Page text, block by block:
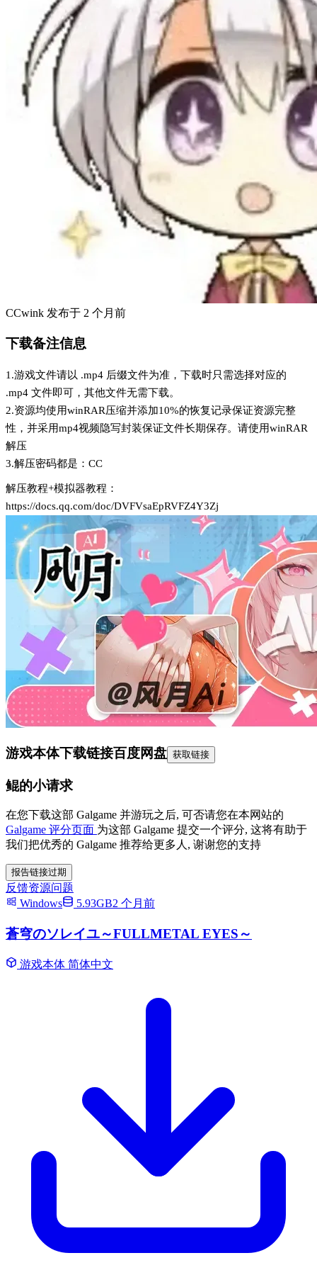
CCwink 发布于 2 个月前
下载备注信息
1.游戏文件请以 .mp4 后缀文件为准，下载时只需选择对应的
.mp4 文件即可，其他文件无需下载。
2.资源均使用winRAR压缩并添加10%的恢复记录保证资源完整
性，并采用mp4视频隐写封装保证文件长期保存。请使用winRAR
解压
3.解压密码都是：CC
解压教程+模拟器教程：
https://docs.qq.com/doc/DVFVsaEpRVFZ4Y3Zj
游戏本体下载链接百度网盘 获取链接
鲲的小请求
在您下载这部 Galgame 并游玩之后, 可否请您在本网站的
Galgame 评分页面 为这部 Galgame 提交一个评分, 这将有助于
我们把优秀的 Galgame 推荐给更多人, 谢谢您的支持
报告链接过期
反馈资源问题
Windows
5.93GB2 个月前
蒼穹のソレイユ～FULLMETAL EYES～
游戏本体 简体中文